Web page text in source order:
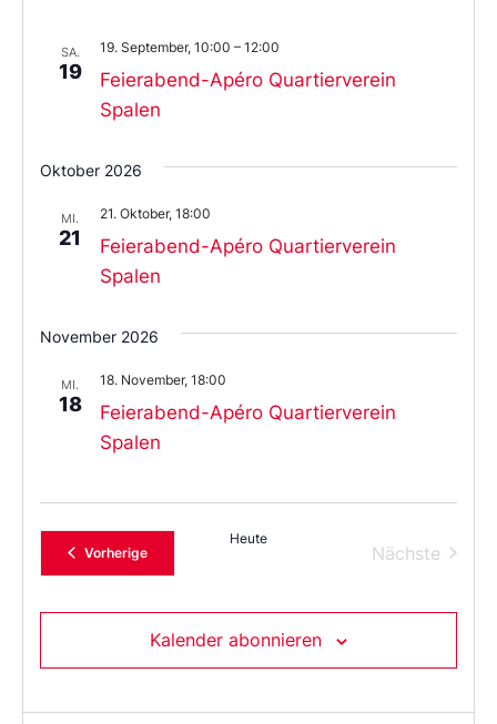
SA.
19
Feierabend-Apéro Quartierverein
Spalen
19. September, 10:00 – 12:00
Oktober 2026
MI.
21
Feierabend-Apéro Quartierverein
Spalen
21. Oktober, 18:00
November 2026
MI.
18
Feierabend-Apéro Quartierverein
Spalen
18. November, 18:00
VorherigeVeranstaltungen
Heute
Nächste
Kalender abonnieren